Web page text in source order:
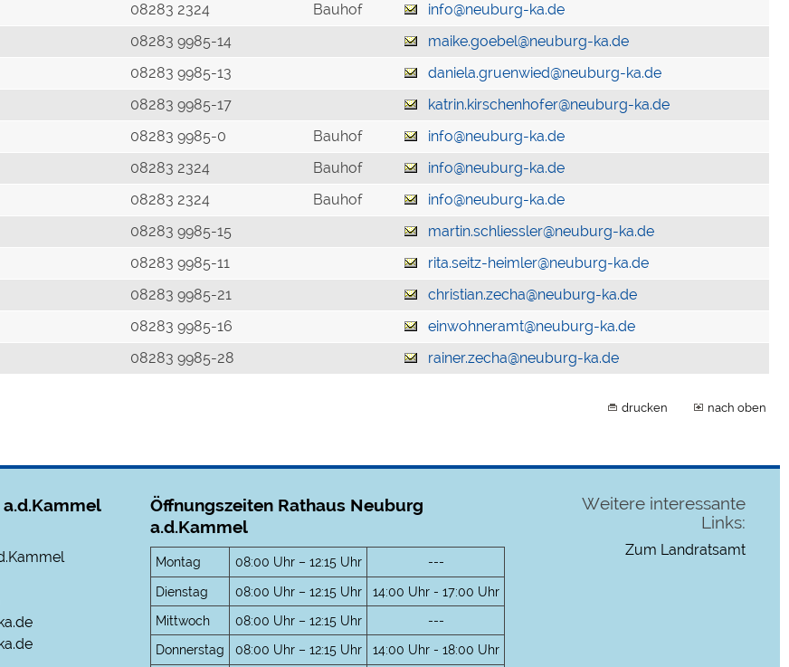
08283 2324 Bauhof
info@neuburg-ka.de
08283 9985-14
maike.goebel@neuburg-ka.de
08283 9985-13
daniela.gruenwied@neuburg-ka.de
08283 9985-17
katrin.kirschenhofer@neuburg-ka.de
08283 9985-0 Bauhof
info@neuburg-ka.de
08283 2324 Bauhof
info@neuburg-ka.de
08283 2324 Bauhof
info@neuburg-ka.de
08283 9985-15
martin.schliessler@neuburg-ka.de
08283 9985-11
rita.seitz-heimler@neuburg-ka.de
08283 9985-21
christian.zecha@neuburg-ka.de
08283 9985-16
einwohneramt@neuburg-ka.de
08283 9985-28 rainer.zecha@neuburg-ka.de
drucken nach oben
Öffnungszeiten Rathaus Neuburg
a.d.Kammel
Montag 08:00 Uhr – 12:15 Uhr
---
Dienstag
08:00 Uhr – 12:15 Uhr
14:00 Uhr - 17:00 Uhr
Mittwoch
08:00 Uhr – 12:15 Uhr
---
Donnerstag
08:00 Uhr – 12:15 Uhr 14:00 Uhr - 18:00 Uhr
Weitere interessante
Links:
Zum Landratsamt